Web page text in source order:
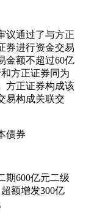
议通过了与方正
券进行资金交易
金额不超过60亿
方正证券同为
方正证券构成该
易构成关联交
债券
期600亿元二级
额增发300亿